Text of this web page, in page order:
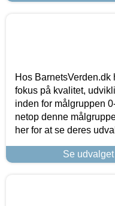
Hos
fokus på kvalitet,
inden for målgruppen
netop denne
her for at se deres
Se